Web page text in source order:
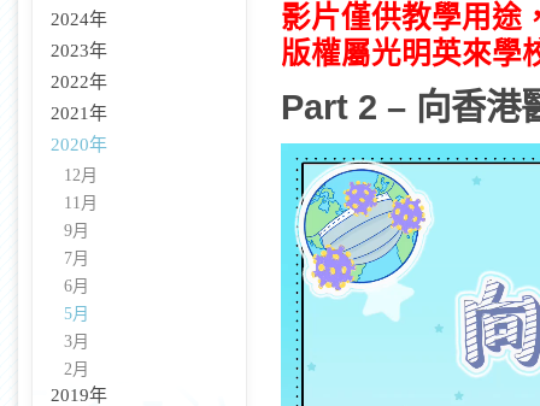
2024年
2023年
2022年
2021年
2020年
12月
11月
9月
7月
6月
5月
3月
2月
2019年
影片僅供教學用途
版權屬光明英來學
Part 2 – 向香港
視
訊
播
放
器